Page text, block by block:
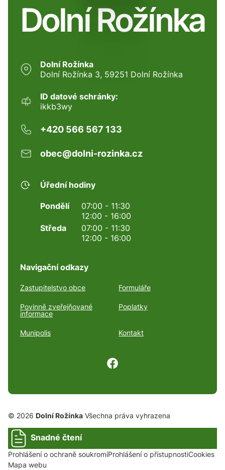
Dolní Rožínka
Dolní Rožínka
Dolní Rožínka 3, 59251 Dolní Rožínka
ID datové schránky:
ikkb3wy
+420 566 567 133
obec@dolni-rozinka.cz
Úřední hodiny
Pondělí
07:00 - 11:30
12:00 - 16:00
Středa
07:00 - 11:30
12:00 - 16:00
Navigační odkazy
Zastupitelstvo obce Formuláře
Povinně zveřejňované
informace
Poplatky
Munipolis Kontakt
© 2026 Dolní Rožínka Všechna práva vyhrazena
Snadné čtení
Prohlášení o ochraně soukromíProhlášení o přístupnostiCookies
Mapa webu